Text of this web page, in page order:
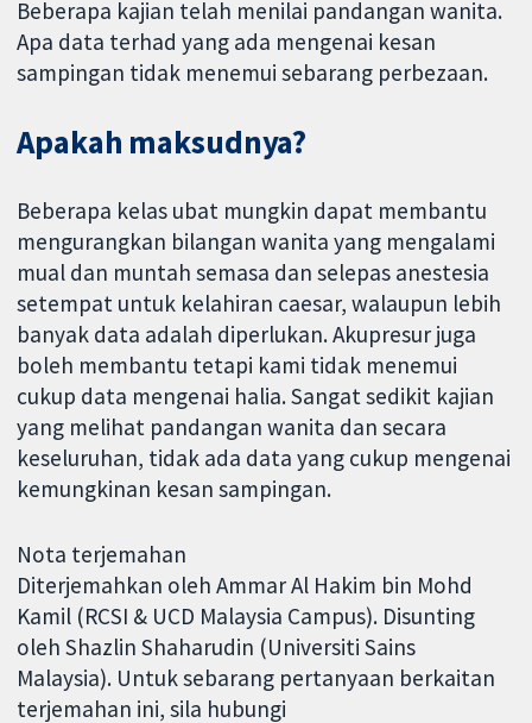
Beberapa kajian telah menilai pandangan wanita.
Apa data terhad yang ada mengenai kesan
sampingan tidak menemui sebarang perbezaan.
Apakah maksudnya?
Beberapa kelas ubat mungkin dapat membantu
mengurangkan bilangan wanita yang mengalami
mual dan muntah semasa dan selepas anestesia
setempat untuk kelahiran caesar, walaupun lebih
banyak data adalah diperlukan. Akupresur juga
boleh membantu tetapi kami tidak menemui
cukup data mengenai halia. Sangat sedikit kajian
yang melihat pandangan wanita dan secara
keseluruhan, tidak ada data yang cukup mengenai
kemungkinan kesan sampingan.
Nota terjemahan
Diterjemahkan oleh Ammar Al Hakim bin Mohd
Kamil (RCSI & UCD Malaysia Campus). Disunting
oleh Shazlin Shaharudin (Universiti Sains
Malaysia). Untuk sebarang pertanyaan berkaitan
terjemahan ini, sila hubungi